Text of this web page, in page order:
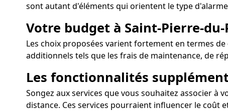
sont autant d'éléments qui orientent le type
Votre budget à Saint-Pierre-
Les choix proposées varient fortement en termes
additionnels tels que les frais de maintenance, de
Les fonctionnalités
Songez aux services que vous souhaitez associer à
distance. Ces services pourraient influencer le coût